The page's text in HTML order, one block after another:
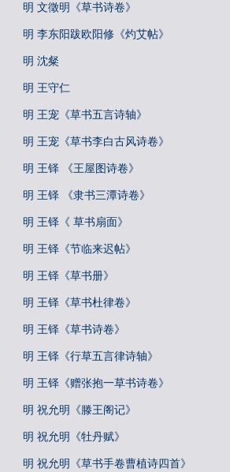
明 文徵明《草书诗卷》
明 李东阳跋欧阳修《灼艾帖》
明 沈粲
明 王守仁
明 王宠《草书五言诗轴》
明 王宠《草书李白古风诗卷》
明 王铎 《王屋图诗卷》
明 王铎 《隶书三潭诗卷》
明 王铎《 草书扇面》
明 王铎《节临来迟帖》
明 王铎《草书册》
明 王铎《草书杜律卷》
明 王铎《草书诗卷》
明 王铎《行草五言律诗轴》
明 王铎《赠张抱一草书诗卷》
明 祝允明《滕王阁记》
明 祝允明《牡丹赋》
明 祝允明《草书手卷曹植诗四首》